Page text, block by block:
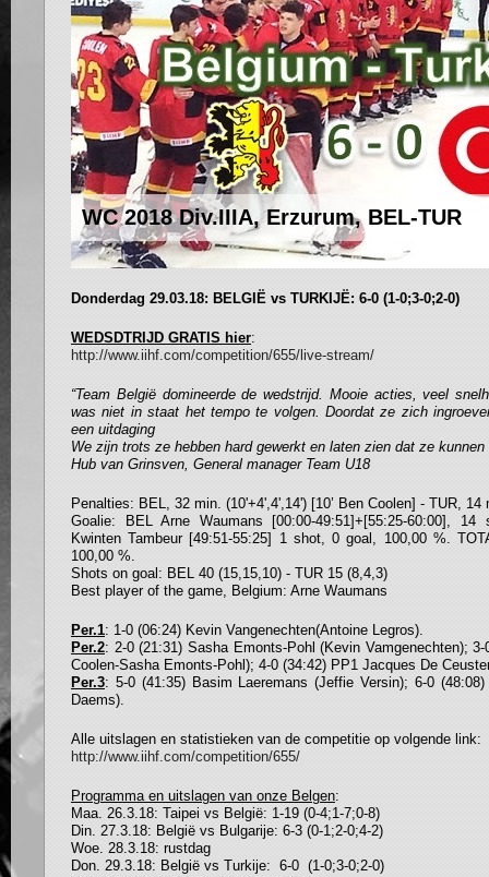
WC 2018 Div.IIIA, Erzurum, BEL-TUR
Donderdag 29.03.18: BELGIË vs TURKIJË: 6-0 (1-0;3-0;2-0)
WEDSDTRIJD GRATIS hier:
http://www.iihf.com/competition/655/live-stream/
“Team België domineerde de wedstrijd. Mooie acties, veel
was niet in staat het tempo te volgen. Doordat ze zich
een uitdaging
We zijn trots ze hebben hard gewerkt en laten zien dat ze kunnen
Hub van Grinsven, General manager Team U18
Penalties: BEL, 32 min. (10'+4',4',14') [10’ Ben Coolen] - TUR, 14
Goalie: BEL Arne Waumans [00:00-49:51]+[55:25-60:00],
Kwinten Tambeur [49:51-55:25] 1 shot, 0 goal, 100,00 %.
100,00 %.
Shots on goal: BEL 40 (15,15,10) - TUR 15 (8,4,3)
Best player of the game, Belgium: Arne Waumans
Per.1: 1-0 (06:24) Kevin Vangenechten(Antoine Legros).
Per.2: 2-0 (21:31) Sasha Emonts-Pohl (Kevin Vamgenechten);
Coolen-Sasha Emonts-Pohl); 4-0 (34:42) PP1 Jacques De
Per.3: 5-0 (41:35) Basim Laeremans (Jeffie Versin); 6-0
Daems).
Alle uitslagen en statistieken van de competitie op volgende link:
http://www.iihf.com/competition/655/
Programma en uitslagen van onze Bel gen:
Maa. 26.3.18: Taipei vs België: 1-19 (0-4;1-7;0-8)
Din. 27.3.18: België vs Bulgarije: 6-3 (0-1;2-0;4-2)
Woe. 28.3.18: rustdag
Don. 29.3.18: België vs Turkije: 6-0 (1-0;3-0;2-0)